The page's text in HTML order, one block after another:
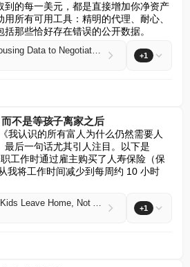
到的每一美元，都是直接增加你净资产
所有可用工具：精明的代理、耐心、
那些恰好存在错误的公开数据。
How to Use Bad Housing Data to Negotiate a Lower Price +1
不是等孩子离家之后
我认识的所有富人为什么仍然需要人
最后一句话尤其引人注目。以下是
工作时通过雇主购买了人寿保险（保
我将工作时间减少到每周约 10 小时
Retire Before Your Kids Leave Home, Not After +1